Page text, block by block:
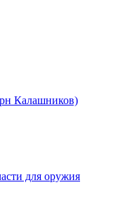
Калашников)
для оружия